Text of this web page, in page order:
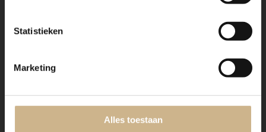
Statistieken
Marketing
Alles toestaan